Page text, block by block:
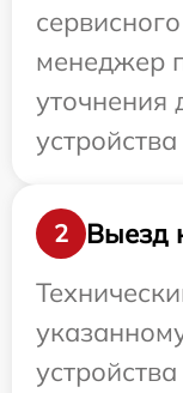
менеджер
уточнения
2
Выезд